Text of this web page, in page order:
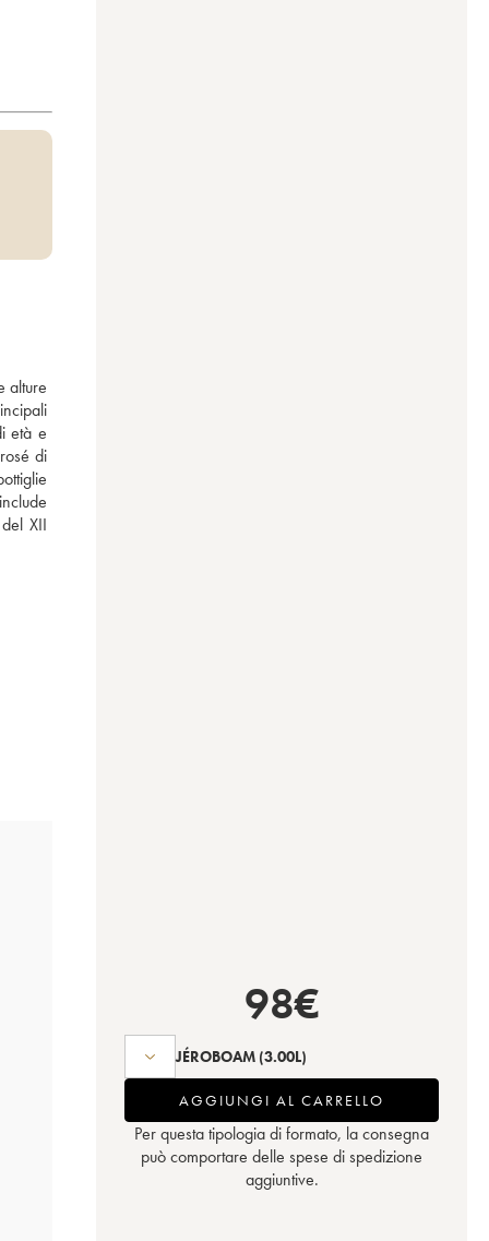
alture
età e
di
XII
98€
JÉROBOAM (3.00L)
AGGIUNGI AL CARRELLO
Per questa tipologia di formato, la consegna
può comportare delle spese di spedizione
aggiuntive.